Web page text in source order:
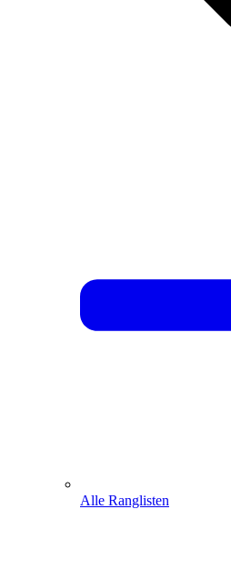
Alle Ranglisten